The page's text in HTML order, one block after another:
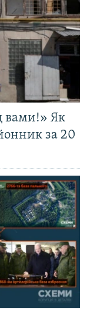
вами!» Як
за 20